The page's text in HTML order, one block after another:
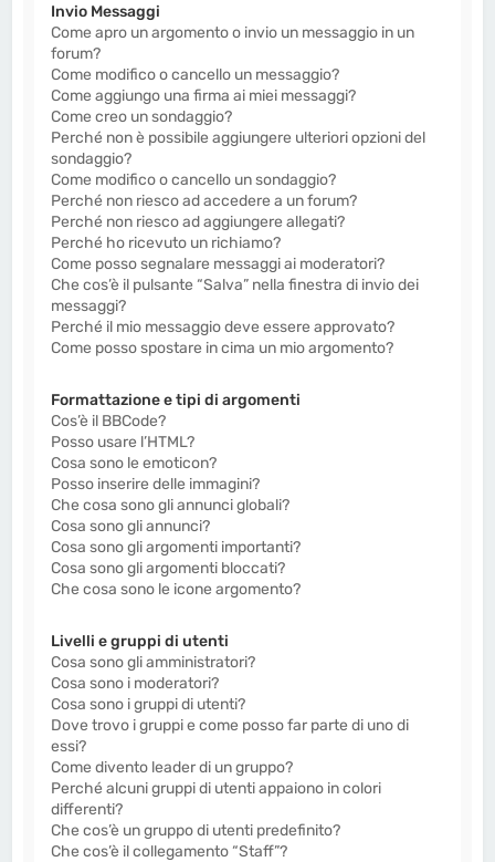
Invio Messaggi
Come apro un argomento o invio un messaggio in un
forum?
Come modifico o cancello un messaggio?
Come aggiungo una firma ai miei messaggi?
Come creo un sondaggio?
Perché non è possibile aggiungere ulteriori opzioni del
sondaggio?
Come modifico o cancello un sondaggio?
Perché non riesco ad accedere a un forum?
Perché non riesco ad aggiungere allegati?
Perché ho ricevuto un richiamo?
Come posso segnalare messaggi ai moderatori?
Che cos’è il pulsante “Salva” nella finestra di invio dei
messaggi?
Perché il mio messaggio deve essere approvato?
Come posso spostare in cima un mio argomento?
Formattazione e tipi di argomenti
Cos’è il BBCode?
Posso usare l’HTML?
Cosa sono le emoticon?
Posso inserire delle immagini?
Che cosa sono gli annunci globali?
Cosa sono gli annunci?
Cosa sono gli argomenti importanti?
Cosa sono gli argomenti bloccati?
Che cosa sono le icone argomento?
Livelli e gruppi di utenti
Cosa sono gli amministratori?
Cosa sono i moderatori?
Cosa sono i gruppi di utenti?
Dove trovo i gruppi e come posso far parte di uno di
essi?
Come divento leader di un gruppo?
Perché alcuni gruppi di utenti appaiono in colori
differenti?
Che cos’è un gruppo di utenti predefinito?
Che cos’è il collegamento “Staff”?